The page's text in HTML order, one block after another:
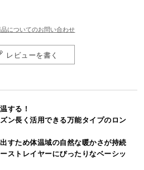
品についてのお問い合わせ
レビューを書く
する！
ン長く活用できる万能タイプのロン
すため体温域の自然な暖かさが持続
ストレイヤーにぴったりなベーシッ